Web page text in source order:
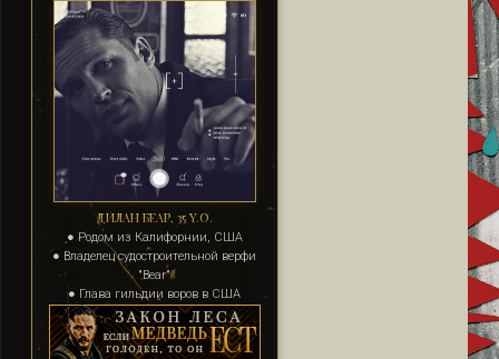
ДИЛАН БЕАР, 35 Y.O.
● Родом из Калифорнии, США
● Владелец судостроительной верфи
"Bear"
● Глава гильдии воров в США